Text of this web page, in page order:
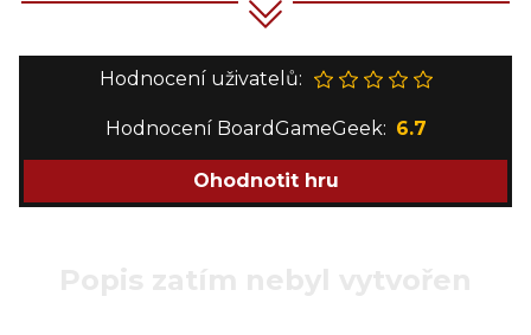
Hodnocení uživatelů:
Hodnocení BoardGameGeek: 6.7
Ohodnotit hru